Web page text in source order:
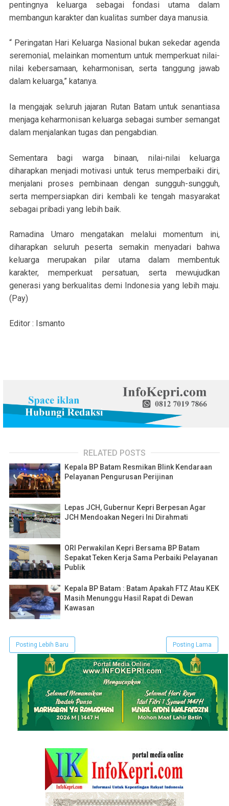
pentingnya keluarga sebagai fondasi utama dalam
membangun karakter dan kualitas sumber daya manusia.
“ Peringatan Hari Keluarga Nasional bukan sekedar agenda
seremonial, melainkan momentum untuk memperkuat nilai-
nilai kebersamaan, keharmonisan, serta tanggung jawab
dalam keluarga,” katanya.
Ia mengajak seluruh jajaran Rutan Batam untuk senantiasa
menjaga keharmonisan keluarga sebagai sumber semangat
dalam menjalankan tugas dan pengabdian.
Sementara bagi warga binaan, nilai-nilai keluarga
diharapkan menjadi motivasi untuk terus memperbaiki diri,
menjalani proses pembinaan dengan sungguh-sungguh,
serta mempersiapkan diri kembali ke tengah masyarakat
sebagai pribadi yang lebih baik.
Ramadina Umaro mengatakan melalui momentum ini,
diharapkan seluruh peserta semakin menyadari bahwa
keluarga merupakan pilar utama dalam membentuk
karakter, memperkuat persatuan, serta mewujudkan
generasi yang berkualitas demi Indonesia yang lebih maju.
(Pay)
Editor : Ismanto
RELATED POSTS
Kepala BP Batam Resmikan Blink Kendaraan
Pelayanan Pengurusan Perijinan
Lepas JCH, Gubernur Kepri Berpesan Agar
JCH Mendoakan Negeri Ini Dirahmati
ORI Perwakilan Kepri Bersama BP Batam
Sepakat Teken Kerja Sama Perbaiki Pelayanan
Publik
Kepala BP Batam : Batam Apakah FTZ Atau KEK
Masih Menunggu Hasil Rapat di Dewan
Kawasan
Posting Lebih Baru Posting Lama